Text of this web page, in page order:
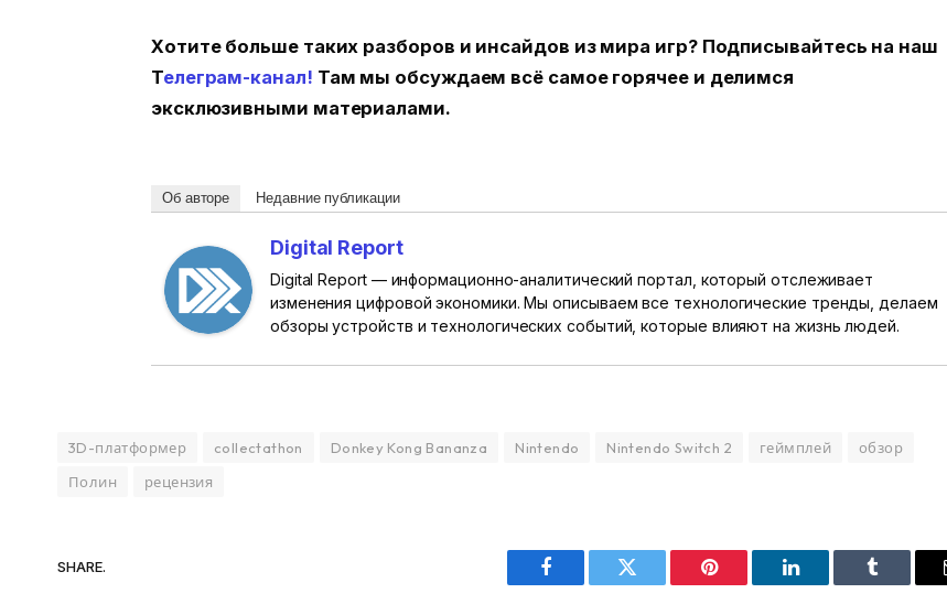
Хотите больше таких разборов и инсайдов из мира игр? Подписывайтесь на наш
Телеграм-канал! Там мы обсуждаем всё самое горячее и делимся
эксклюзивными материалами.
Об авторе Недавние публикации
Digital Report
Digital Report — информационно-аналитический портал, который отслеживает
изменения цифровой экономики. Мы описываем все технологические тренды, делаем
обзоры устройств и технологических событий, которые влияют на жизнь людей.
3D-платформер collectathon Donkey Kong Bananza Nintendo Nintendo Switch 2 геймплей
обзор
Полин
рецензия
SHARE.
Facebook Twitter Pinterest LinkedIn Tumblr